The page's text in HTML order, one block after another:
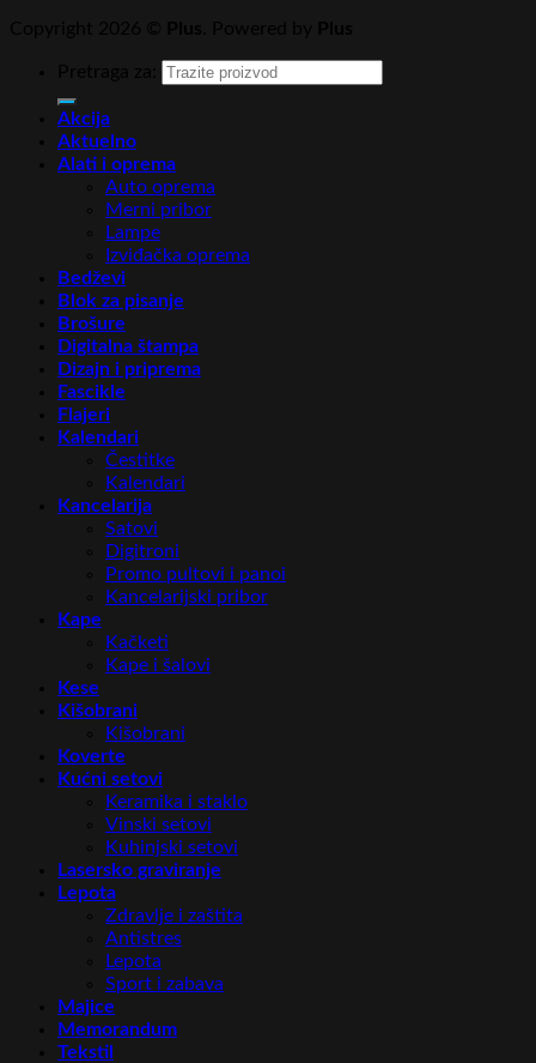
Akcija
Aktuelno
Alati i oprema
Auto oprema
Merni pribor
Lampe
Izviđačka oprema
Bedževi
Blok za pisanje
Brošure
Digitalna štampa
Dizajn i priprema
Fascikle
Flajeri
Kalendari
Čestitke
Kalendari
Kancelarija
Satovi
Digitroni
Promo pultovi i panoi
Kancelarijski pribor
Kape
Kačketi
Kape i šalovi
Kese
Kišobrani
Kišobrani
Koverte
Kućni setovi
Keramika i staklo
Vinski setovi
Kuhinjski setovi
Lasersko graviranje
Lepota
Zdravlje i zaštita
Antistres
Lepota
Sport i zabava
Majice
Memorandum
Tekstil